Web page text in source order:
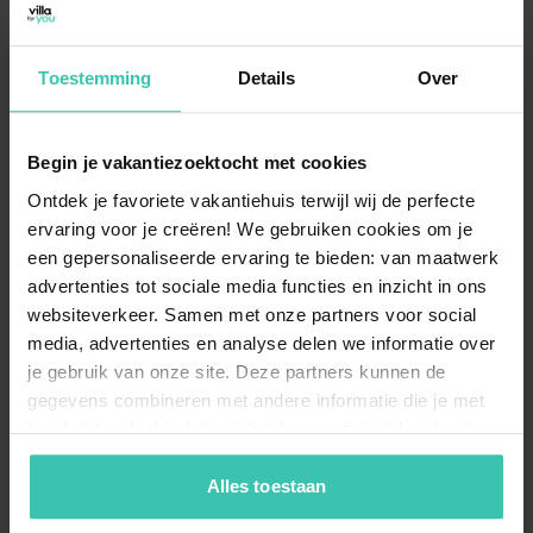
Toestemming Details Over
Begin je vakantiezoektocht met cookies
Ontdek je favoriete vakantiehuis terwijl wij de perfecte
ervaring voor je creëren! We gebruiken cookies om je
een gepersonaliseerde ervaring te bieden: van maatwerk
advertenties tot sociale media functies en inzicht in ons
websiteverkeer. Samen met onze partners voor social
media, advertenties en analyse delen we informatie over
je gebruik van onze site. Deze partners kunnen de
gegevens combineren met andere informatie die je met
hen hebt gedeeld of die zij hebben verzameld op basis
van je gebruik van hun diensten. Zo zorgen we ervoor dat
jouw vakantiezoektocht soepel en op maat verloopt!
Alles toestaan
Urlaub mit Hund?
EinUrlaub in Gnesauist ideal für Hundebesitzer, da
wir Unterkünfte anbieten, in denen Ihr Vierbeiner
erkunden können.
Kann ich in Gnesau auch einen Urlaub am
Bauernhof verbringen?
Gnesau ist bekannt für seine ländliche Idylle, die sich
hervorragend für einen authentischen
Urlaub am
Bauernhofeignet. Diese Unterkunftsart ist besonders
bei Familien beliebt, die die Nähe zu Tieren und das
traditionelle Landleben in Kärntenhautnah erleben
möchten.